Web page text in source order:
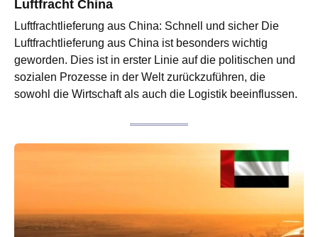
Luftfracht China
Luftfrachtlieferung aus China: Schnell und sicher Die
Luftfrachtlieferung aus China ist besonders wichtig
geworden. Dies ist in erster Linie auf die politischen und
sozialen Prozesse in der Welt zurückzuführen, die
sowohl die Wirtschaft als auch die Logistik beeinflussen.